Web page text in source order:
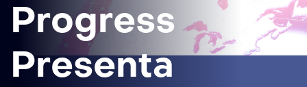
Progress
Presenta